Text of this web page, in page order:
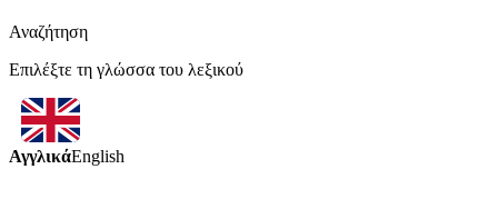
Αναζήτηση
Επιλέξτε τη γλώσσα του λεξικού
ΑγγλικάEnglish